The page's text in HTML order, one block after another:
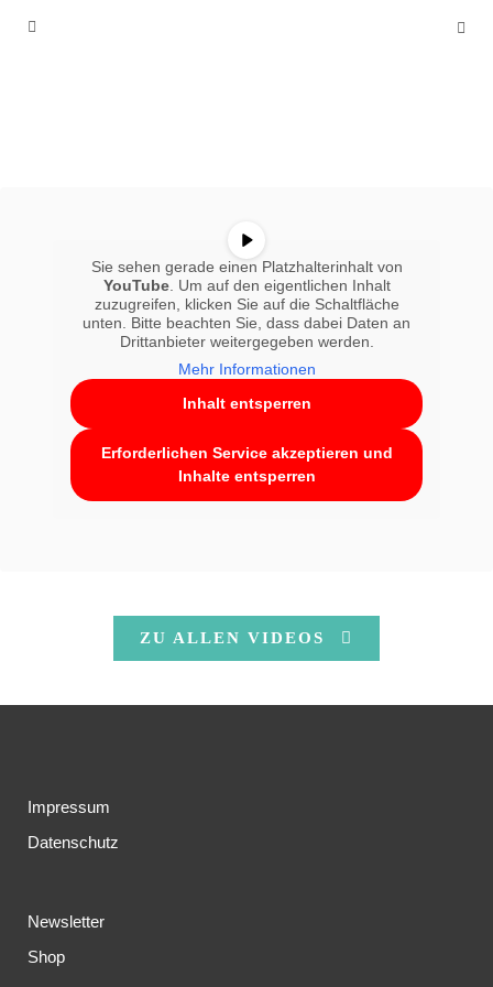
Sie sehen gerade einen Platzhalterinhalt von
YouTube. Um auf den eigentlichen Inhalt
zuzugreifen, klicken Sie auf die Schaltfläche
unten. Bitte beachten Sie, dass dabei Daten an
Drittanbieter weitergegeben werden.
Mehr Informationen
Inhalt entsperren
Erforderlichen Service akzeptieren und
Inhalte entsperren
ZU ALLEN VIDEOS
Impressum
Datenschutz
Newsletter
Shop